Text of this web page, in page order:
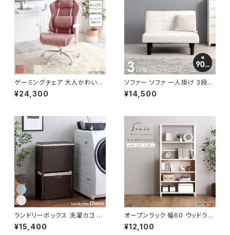
ゲーミングチェア 大人かわいい
チェア エレガントチェア ワーク
チェア オフィスチェア イス チェ
¥24,300
ソファー ソファ 一人掛け 3段階
リクライニング ローソファー 一
人暮らし 新生活 幅90
¥14,500
ランドリーボックス 洗濯カゴ 幅
50 奥行25 高さ80 完成品 新
生活 一人暮らし ランドリー収納
¥15,400
オープンラック 幅60 ウッドラッ
ク ラック シェルフ 収納棚 マル
チキャビネット ディスプレイラッ
¥12,100